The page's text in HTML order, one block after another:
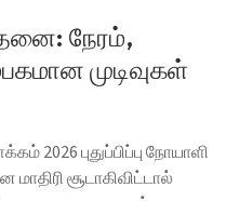
நேரம்,
முடிவுகள்
புதுப்பிப்பு நோயாளி
சூடாகிவிட்டால்